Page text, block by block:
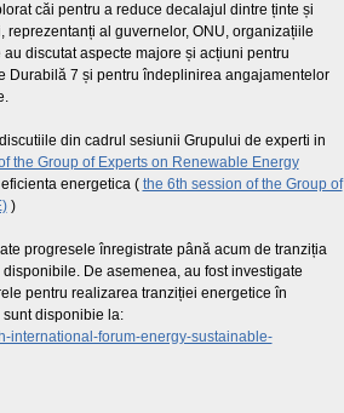
căi pentru a reduce decalajul dintre ținte și
al guvernelor, ONU, organizațiile
discutat aspecte majore și acțiuni pentru
Durabilă 7 și pentru îndeplinirea angajamentelor
din cadrul sesiunii Grupului de experti in
the Group of Experts on Renewable Energy
energetica ( the 6th session of the Group of
)
progresele înregistrate până acum de tranziția
De asemenea, au fost investigate
pentru realizarea tranziției energetice în
disponibie la:
international-forum-energy-sustainable-